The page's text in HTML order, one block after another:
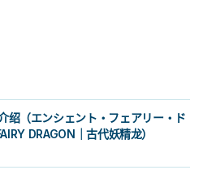
绍（エンシェント・フェアリー・ド
DRAGON｜古代妖精龙）